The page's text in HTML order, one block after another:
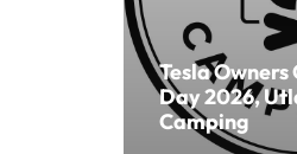
Tesla
Day 2026,
Camping